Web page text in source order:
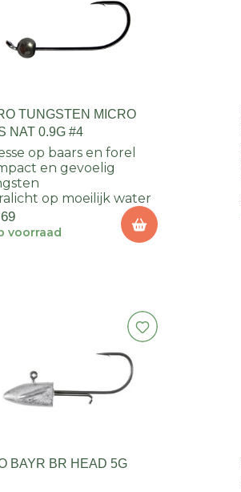
TUNGSTEN MICRO
NAT 0.9G #4
op baars en forel
en gevoelig
op moeilijk water
voorraad
BAYR BR HEAD 5G